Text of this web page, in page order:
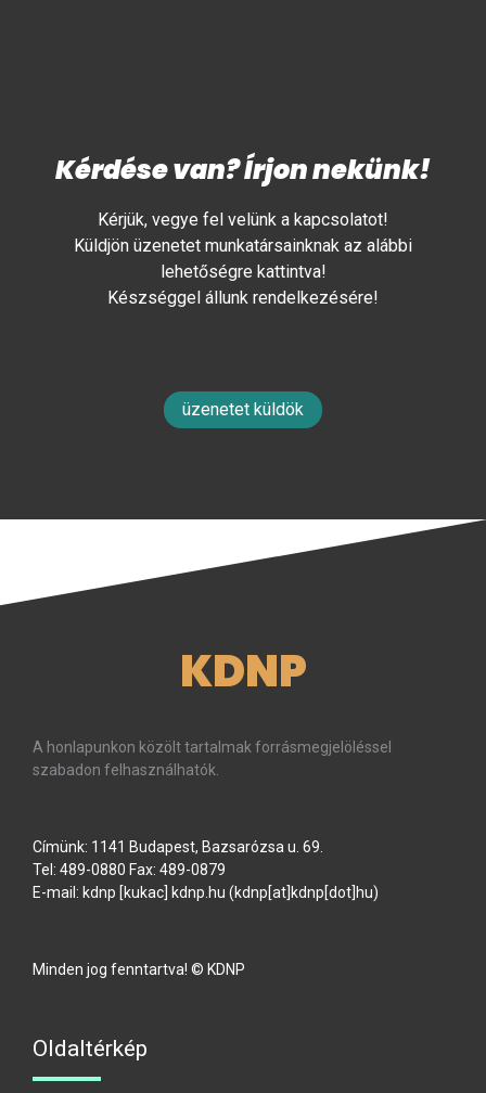
Kérdése van? Írjon nekünk!
Kérjük, vegye fel velünk a kapcsolatot!
Küldjön üzenetet munkatársainknak az alábbi
lehetőségre kattintva!
Készséggel állunk rendelkezésére!
üzenetet küldök
KDNP
A honlapunkon közölt tartalmak forrásmegjelöléssel
szabadon felhasználhatók.
Címünk: 1141 Budapest, Bazsarózsa u. 69.
Tel: 489-0880 Fax: 489-0879
E-mail: kdnp [kukac] kdnp.hu (kdnp[at]kdnp[dot]hu)
Minden jog fenntartva! © KDNP
Oldaltérkép